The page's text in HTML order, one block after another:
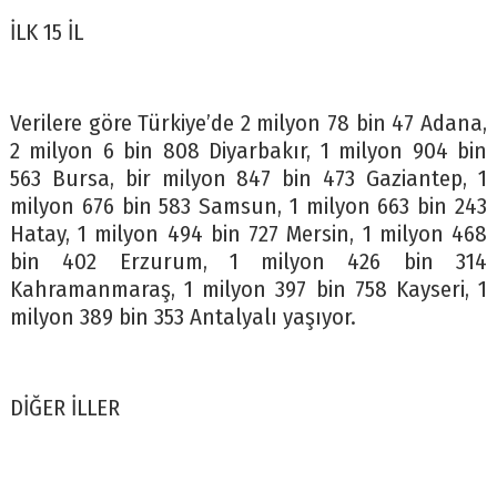
İLK 15 İL
Verilere göre Türkiye’de 2 milyon 78 bin 47 Adana,
2 milyon 6 bin 808 Diyarbakır, 1 milyon 904 bin
563 Bursa, bir milyon 847 bin 473 Gaziantep, 1
milyon 676 bin 583 Samsun, 1 milyon 663 bin 243
Hatay, 1 milyon 494 bin 727 Mersin, 1 milyon 468
bin 402 Erzurum, 1 milyon 426 bin 314
Kahramanmaraş, 1 milyon 397 bin 758 Kayseri, 1
milyon 389 bin 353 Antalyalı yaşıyor.
DİĞER İLLER